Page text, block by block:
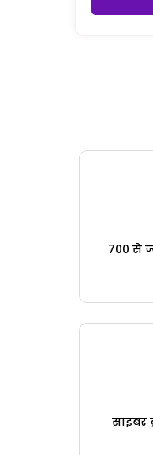
700 से
साइबर